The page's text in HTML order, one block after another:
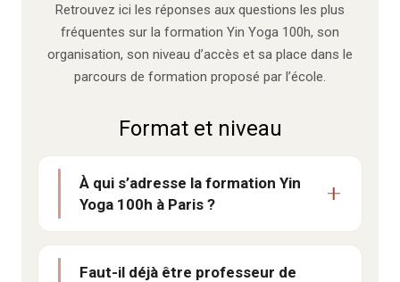
Retrouvez ici les réponses aux questions les plus
fréquentes sur la formation Yin Yoga 100h, son
organisation, son niveau d’accès et sa place dans le
parcours de formation proposé par l’école.
Format et niveau
À qui s’adresse la formation Yin
Yoga 100h à Paris ?
Faut-il déjà être professeur de